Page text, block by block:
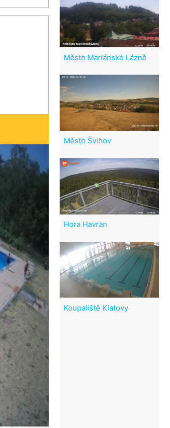
Město Mariánské Lázně
Město Švihov
Hora Havran
Koupaliště Klatovy